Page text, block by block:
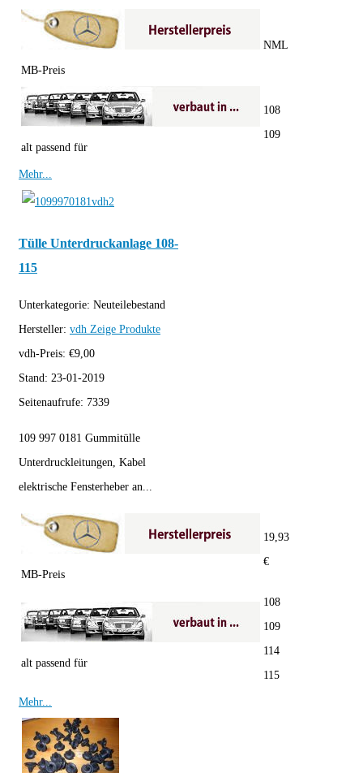
MB-Preis
NML
alt passend für
108
109
Mehr...
Tülle Unterdruckanlage 108-
115
Unterkategorie: Neuteilebestand
Hersteller: vdh Zeige Produkte
vdh-Preis: €9,00
Stand: 23-01-2019
Seitenaufrufe: 7339
109 997 0181 Gummitülle
Unterdruckleitungen, Kabel
elektrische Fensterheber an...
MB-Preis
19,93
€
alt passend für
108
109
114
115
Mehr...